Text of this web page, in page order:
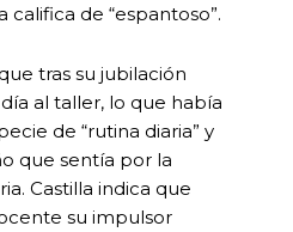
de “espantoso”.
tras su jubilación
al taller, lo que había
de “rutina diaria” y
que sentía por la
Castilla indica que
su impulsor